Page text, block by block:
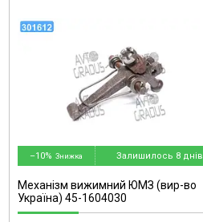
–10% Залишилось 8 днів
Механізм вижимний ЮМЗ (вир-во
Україна) 45-1604030